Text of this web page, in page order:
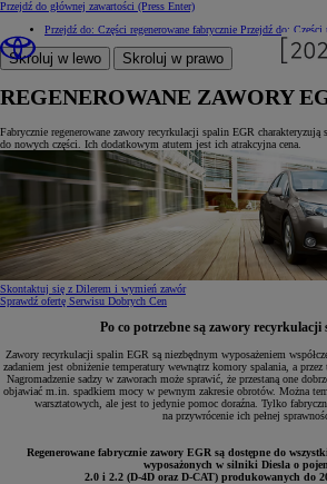
Przejdź do głównej zawartości (Press Enter)
Przejdź do: Części regenerowane fabrycznie Przejdź do: Części
Skroluj w lewo Skroluj w prawo
REGENEROWANE ZAWORY
Fabrycznie regenerowane zawory recyrkulacji spalin EGR charakteryzują
do nowych części. Ich dodatkowym atutem jest ich atrakcyjna cena.
Skontaktuj się z Dilerem i wymień zawór
Sprawdź ofertę Serwisu Dobrych Cen
Po co potrzebne są zawory recyrkulacji
Zawory recyrkulacji spalin EGR są niezbędnym wyposażeniem
zadaniem jest obniżenie temperatury wewnątrz komory spalania, a
Nagromadzenie sadzy w zaworach może sprawić, że przestaną one
objawiać m.in. spadkiem mocy w pewnym zakresie obrotów. Można
warsztatowych, ale jest to jedynie pomoc doraźna. Tylko
na przywrócenie ich pełnej
Regenerowane fabrycznie zawory EGR są dostępne do
wyposażonych w silniki Diesla o
2.0 i 2.2 (D-4D oraz D-CAT) produkowanych do